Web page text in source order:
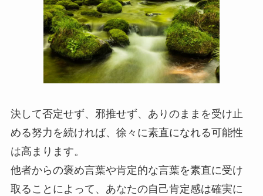
決して否定せず、邪推せず、ありのままを受け止
める努力を続ければ、徐々に素直になれる可能性
は高まります。
他者からの褒め言葉や肯定的な言葉を素直に受け
取ることによって、あなたの自己肯定感は確実に